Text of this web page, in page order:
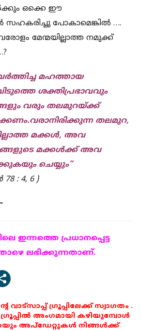
ഒക്കെ ഈ
പോകാമെങ്കിൽ ….
മേന്മയില്ലാത്ത നമുക്ക്
മഹത്തായ
ശക്തിപ്രഭാവവും
വരും തലമുറയ്ക്ക്
തലമുറ,
മക്കൾ, അവ
മക്കൾക്ക് അവ
ചെയ്യും”
: 4, 6 )
ഇന്നത്തെ പ്രധാനപ്പെട്ട
ലഭിക്കുന്നതാണ്.
വാട്സാപ്പ് ഗ്രൂപ്പിലേക്ക് സ്വാഗതം .
ഗ്രൂപ്പിൽ അംഗമായി കഴിയുമ്പോൾ
അപ്ഡേറ്റുകൾ നിങ്ങൾക്ക്